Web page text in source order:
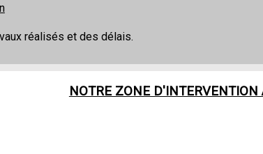
réalisés et des délais.
NOTRE ZONE D'INTERVENTION